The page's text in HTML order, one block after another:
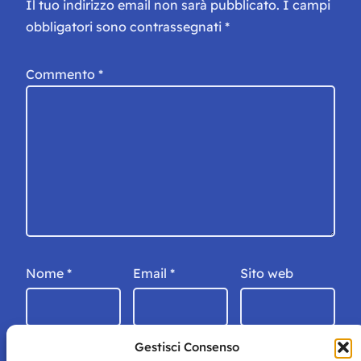
Gestisci Consenso
Il tuo indirizzo email non sarà pubblicato. I campi
obbligatori sono contrassegnati *
Commento *
Nome * Email * Sito web